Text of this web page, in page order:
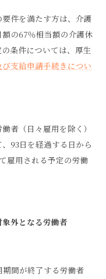
件を満たす方は、介護
の67％相当額の介護休
条件については、厚生
支給申請手続きについ
者（日々雇用を除く）
93日を経過する日から
雇用される予定の労働
外となる労働者
期間が終了する労働者